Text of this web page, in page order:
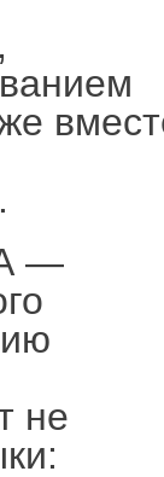
—
не